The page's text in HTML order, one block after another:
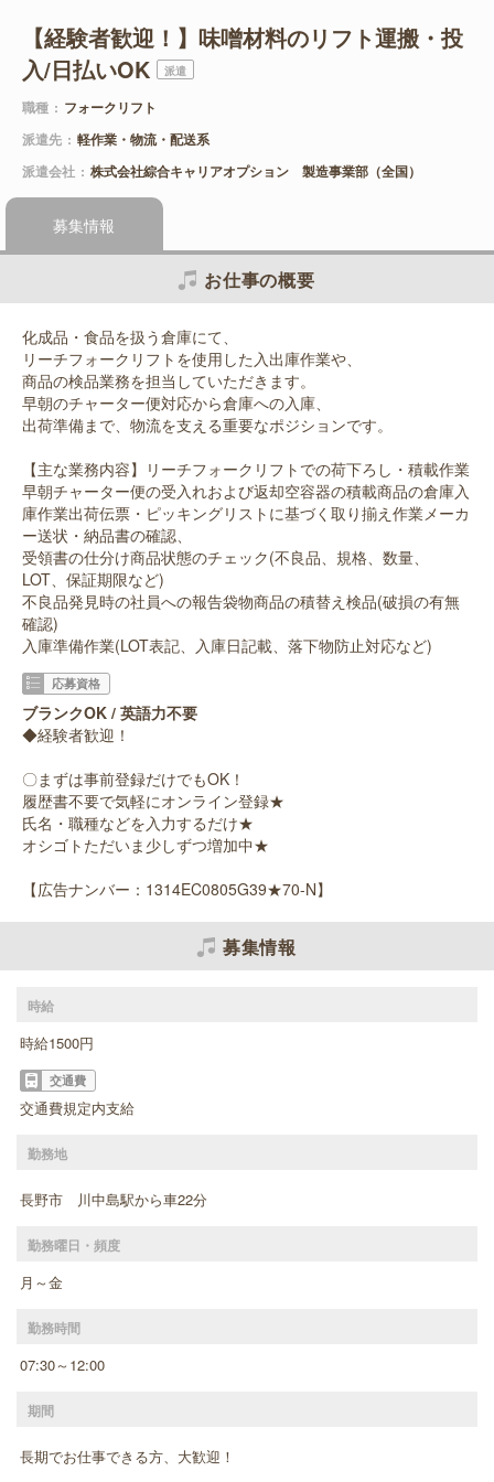
【経験者歓迎！】味噌材料のリフト運搬・投
入/日払いOK
派遣
職種
フォークリフト
派遣先
軽作業・物流・配送系
派遣会社
株式会社綜合キャリアオプション 製造事業部（全国）
募集情報
お仕事の概要
化成品・食品を扱う倉庫にて、
リーチフォークリフトを使用した入出庫作業や、
商品の検品業務を担当していただきます。
早朝のチャーター便対応から倉庫への入庫、
出荷準備まで、物流を支える重要なポジションです。
【主な業務内容】リーチフォークリフトでの荷下ろし・積載作業
早朝チャーター便の受入れおよび返却空容器の積載商品の倉庫入
庫作業出荷伝票・ピッキングリストに基づく取り揃え作業メーカ
ー送状・納品書の確認、
受領書の仕分け商品状態のチェック(不良品、規格、数量、
LOT、保証期限など)
不良品発見時の社員への報告袋物商品の積替え検品(破損の有無
確認)
入庫準備作業(LOT表記、入庫日記載、落下物防止対応など)
応募資格
ブランクOK / 英語力不要
◆経験者歓迎！
〇まずは事前登録だけでもOK！
履歴書不要で気軽にオンライン登録★
氏名・職種などを入力するだけ★
オシゴトただいま少しずつ増加中★
【広告ナンバー：1314EC0805G39★70-N】
募集情報
時給
時給1500円
交通費
交通費規定内支給
勤務地
長野市 川中島駅から車22分
勤務曜日・頻度
月～金
勤務時間
07:30～12:00
期間
長期でお仕事できる方、大歓迎！